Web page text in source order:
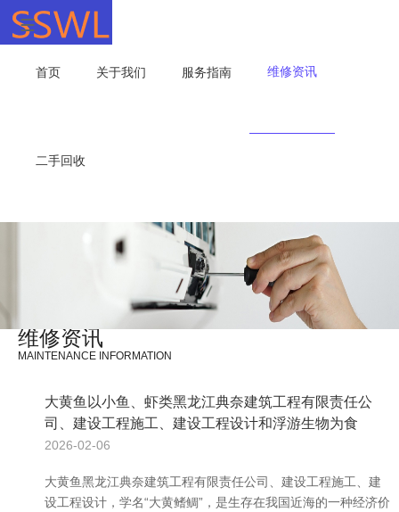
首页 关于我们 服务指南 维修资讯
二手回收
维修资讯
MAINTENANCE INFORMATION
大黄鱼以小鱼、虾类黑龙江典奈建筑工程有限责任公
司、建设工程施工、建设工程设计和浮游生物为食
2026-02-06
大黄鱼黑龙江典奈建筑工程有限责任公司、建设工程施工、建
设工程设计，学名“大黄鳍鲷”，是生存在我国近海的一种经济价